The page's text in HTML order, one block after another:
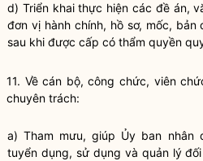
d) Triển khai thực hiện các đề án,
đơn vị hành chính, hồ sơ, mốc,
sau khi được cấp có thẩm quyền
11. Về cán bộ, công chức, viên
chuyên trách:
a) Tham mưu, giúp Ủy ban nhân
tuyển dụng, sử dụng và quản lý